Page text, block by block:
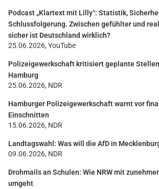
Podcast „Klartext mit Lilly“: Statistik,
Schlussfolgerung. Zwischen gefühlter und
sicher ist Deutschland wirklich?
25.06.2026, YouTube
Polizeigewerkschaft kritisiert geplante
Hamburg
25.06.2026, NDR
Hamburger Polizeigewerkschaft warnt vor
Einschnitten
15.06.2026, NDR
Landtagswahl: Was will die AfD in
09.06.2026, NDR
Drohmails an Schulen: Wie NRW mit
umgeht